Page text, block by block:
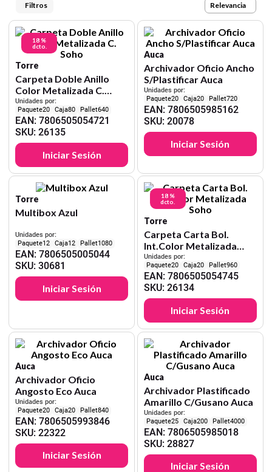
10. lapiz
Relevancia
18 %
dcto.
Torre
Carpeta Doble Anillo
Color Metalizada C.
Soho
Unidades por:
20
80 640
EAN:7806505054721
SKU:26135
Iniciar Sesión
Auca
Archivador Oficio Ancho
S/Plastificar Auca
Unidades por:
20
20 720
EAN: 7806505985162
SKU: 20078
Iniciar Sesión
Torre
Multibox Azul
Unidades por:
12
12 1080
EAN:7806505005044
SKU:30681
Iniciar Sesión
18 %
dcto.
Torre
Carpeta Carta Bol.
Int.Color Metalizada
Soho
Unidades por:
20
20 960
EAN: 7806505054745
SKU: 26134
Iniciar Sesión
Auca
Archivador Oficio
Angosto Eco Auca
Unidades por:
20
20 840
EAN:7806505993846
SKU:22322
Iniciar Sesión
Auca
Archivador Plastificado
Amarillo C/Gusano Auca
Unidades por:
25
200 4000
EAN: 7806505985018
SKU: 28827
Iniciar Sesión